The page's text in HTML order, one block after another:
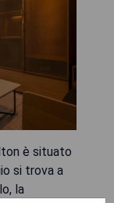
è situato
si trova a
la